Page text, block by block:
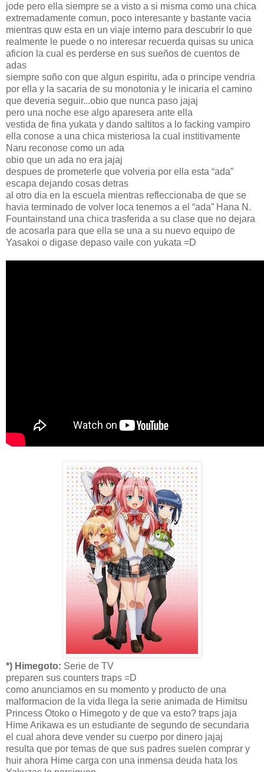
jode pero ella siempre se a visto a si misma como una chica
extremadamente comun, poco interesante y bastante vacia
mientras quw esta en un viaje interno para descubrir lo que
realmente le puede o no interesar recuerda quisas su unica
aficion la cual es perderse en sus sueños de cuentos de
adas
siempre soño con que algun espiritu, ada o principe vendria
por ella y la sacaria de su monotonia y le inicaria el camino
que deveria seguir...obio que nunca paso jajaj
pero una noche ese algo aparesera ante ella
vestida de fina yukata y dando saltitos a lo facking vampiro
ella conose a una chica misteriosa la cual institivamente
Naru reconose como un ada
obio que un ada no era jajaj
despues de prometerle que volveria por ella esta “ada”
escapa dejando cosas detras
al otro dia en la escuela mientras refleccionaba de que se
havia terminado de volver loca tenemos a el “ada” Hana N.
Fountainstand una chica trasferida a su clase que no dejara
de acosarla para que ella se una a su nuevo equipo de
Yasakoi o digase depaso vaile con yukata =D
*) Himegoto: Serie de TV
preparen sus counters traps =D
como anunciamos en su momento y producto de una
malformacion de la vida llega la serie animada de Himitsu
Princess Otoko o Himegoto y de que va esto? traps jaja
Hime Arikawa es un estudiante de segundo de secundaria
el cual ahora deve vender su cuerpo por dinero jajaj
resulta que por temas de que sus padres suelen comprar y
huir ahora Hime carga con una inmensa deuda hata los